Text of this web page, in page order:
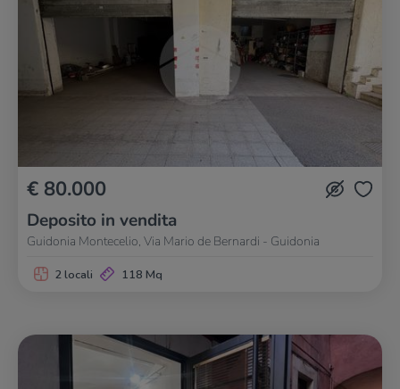
€ 80.000
Deposito in vendita
Guidonia Montecelio, Via Mario de Bernardi - Guidonia
2 locali 118 Mq